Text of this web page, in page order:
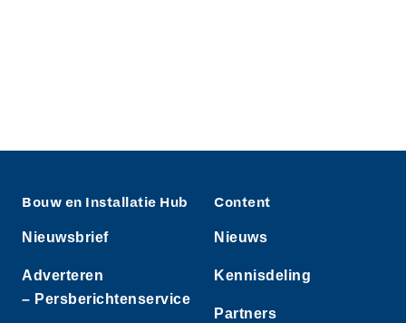
Bouw en Installatie Hub
Nieuwsbrief
Adverteren
– Persberichtenservice
Content
Nieuws
Kennisdeling
Partners